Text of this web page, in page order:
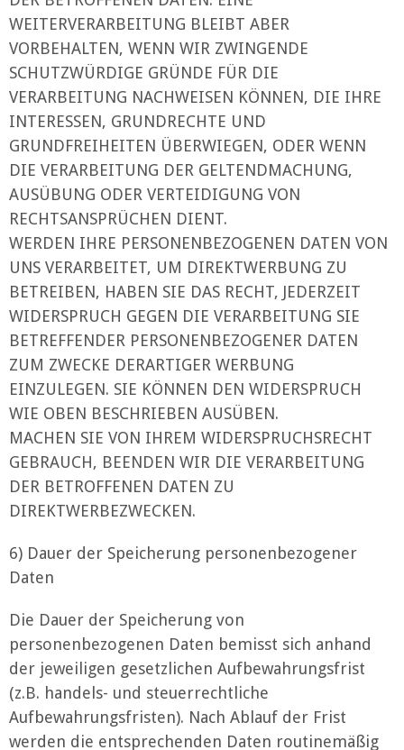
WEITERVERARBEITUNG BLEIBT ABER
VORBEHALTEN, WENN WIR ZWINGENDE
SCHUTZWÜRDIGE GRÜNDE FÜR DIE
VERARBEITUNG NACHWEISEN KÖNNEN, DIE IHRE
INTERESSEN, GRUNDRECHTE UND
GRUNDFREIHEITEN ÜBERWIEGEN, ODER WENN
DIE VERARBEITUNG DER GELTENDMACHUNG,
AUSÜBUNG ODER VERTEIDIGUNG VON
RECHTSANSPRÜCHEN DIENT.
WERDEN IHRE PERSONENBEZOGENEN DATEN VON
UNS VERARBEITET, UM DIREKTWERBUNG ZU
BETREIBEN, HABEN SIE DAS RECHT, JEDERZEIT
WIDERSPRUCH GEGEN DIE VERARBEITUNG SIE
BETREFFENDER PERSONENBEZOGENER DATEN
ZUM ZWECKE DERARTIGER WERBUNG
EINZULEGEN. SIE KÖNNEN DEN WIDERSPRUCH
WIE OBEN BESCHRIEBEN AUSÜBEN.
MACHEN SIE VON IHREM WIDERSPRUCHSRECHT
GEBRAUCH, BEENDEN WIR DIE VERARBEITUNG
DER BETROFFENEN DATEN ZU
DIREKTWERBEZWECKEN.
6) Dauer der Speicherung personenbezogener
Daten
Die Dauer der Speicherung von
personenbezogenen Daten bemisst sich anhand
der jeweiligen gesetzlichen Aufbewahrungsfrist
(z.B. handels- und steuerrechtliche
Aufbewahrungsfristen). Nach Ablauf der Frist
werden die entsprechenden Daten routinemäßig